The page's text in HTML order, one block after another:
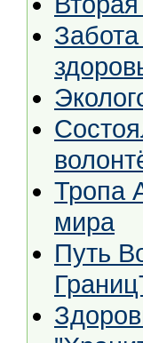
Забота о будущем или
Тропа
мира
Путь